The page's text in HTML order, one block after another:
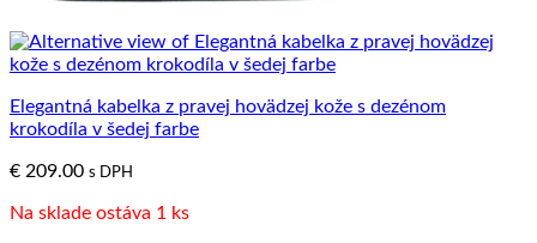
Elegantná kabelka z pravej hovädzej kože s dezénom
krokodíla v šedej farbe
€ 209.00 s DPH
Na sklade ostáva 1 ks